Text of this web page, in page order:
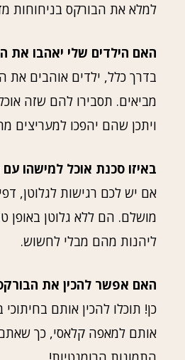
למלא את הבורקס בניחוחות
האם הילדים שלי יאהבו את
בדרך כלל, ילדים אוהבים את
מביאים. תסבירו להם שזה
ויתכן שהם יהפכו למעריצים
באיזו סכנת אוכל למישהו עם
אם יש לכם רגישות לגלוטן,
מושלם. הם ללא גלוטן באופן
ליהנות מהם מבלי לחשוש.
האם אפשר להכין את
כן! תוכלו להכין אותם
אותם למאפה קלאסי, כך